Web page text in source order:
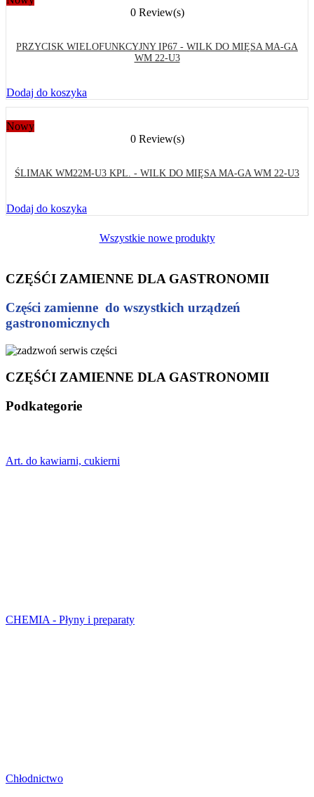
0 Review(s)
PRZYCISK WIELOFUNKCYJNY IP67 - WILK DO MIĘSA MA-GA
WM 22-U3
Dodaj do koszyka
Nowy
0 Review(s)
ŚLIMAK WM22M-U3 KPL. - WILK DO MIĘSA MA-GA WM 22-U3
Dodaj do koszyka
Wszystkie nowe produkty
CZĘŚĆI ZAMIENNE DLA GASTRONOMII
Części zamienne do wszystkich urządzeń
gastronomicznych
CZĘŚĆI ZAMIENNE DLA GASTRONOMII
Podkategorie
Art. do kawiarni, cukierni
CHEMIA - Płyny i preparaty
Chłodnictwo